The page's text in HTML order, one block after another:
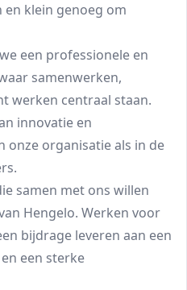
klein genoeg om
een professionele en
samenwerken,
werken centraal staan.
innovatie en
onze organisatie als in de
samen met ons willen
Hengelo. Werken voor
bijdrage leveren aan een
een sterke